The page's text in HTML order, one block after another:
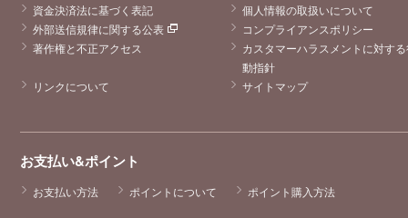
資金決済法に基づく表記
個人情報の取扱いについて
外部送信規律に関する公表
コンプライアンスポリシー
著作権と不正アクセス
カスタマーハラスメントに対す
動指針
リンクについて
サイトマップ
お支払い&ポイント
お支払い方法 ポイントについて ポイント購入方法